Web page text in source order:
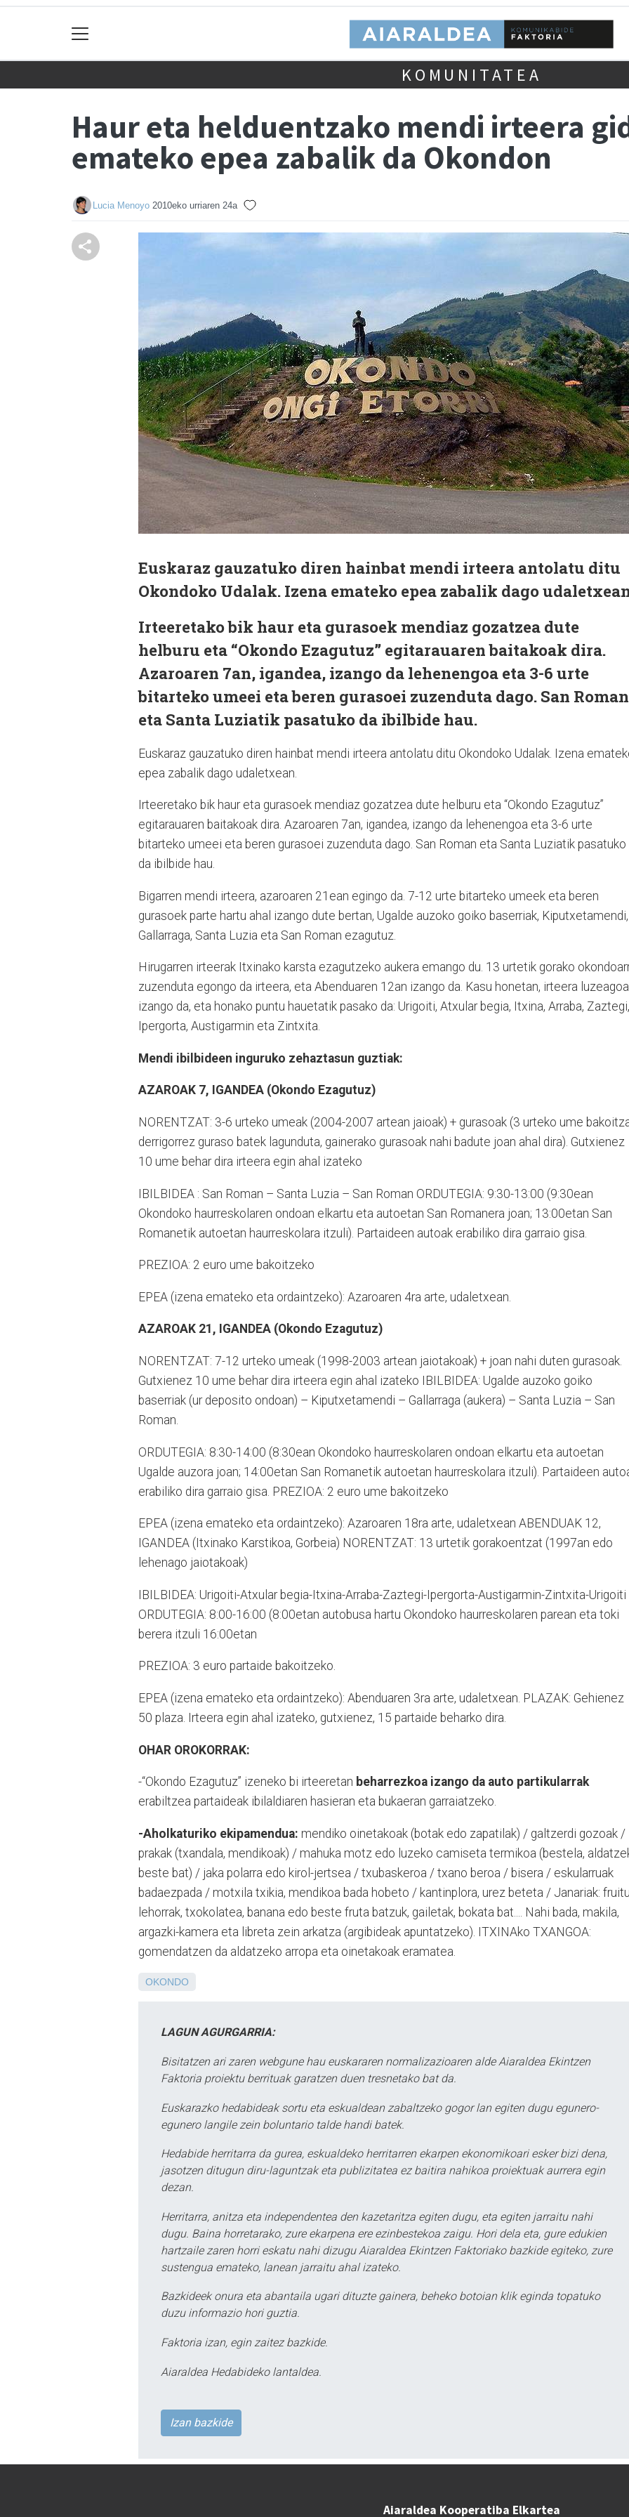
KOMUNITATEA
Haur eta helduentzako mendi irteera
emateko epea zabalik da Okondon
Lucia Menoyo 2010eko urriaren 24a
Euskaraz gauzatuko diren hainbat mendi irteera antolatu ditu
Okondoko Udalak. Izena emateko epea zabalik dago
Irteeretako bik haur eta gurasoek mendiaz gozatzea dute
helburu eta “Okondo Ezagutuz” egitarauaren baitakoak dira.
Azaroaren 7an, igandea, izango da lehenengoa eta 3-6 urte
bitarteko umeei eta beren gurasoei zuzenduta dago. San Roman
eta Santa Luziatik pasatuko da ibilbide hau.
Euskaraz gauzatuko diren hainbat mendi irteera antolatu ditu Okondoko Udalak. Izena
epea zabalik dago udaletxean.
Irteeretako bik haur eta gurasoek mendiaz gozatzea dute helburu eta “Okondo Ezagutuz”
egitarauaren baitakoak dira. Azaroaren 7an, igandea, izango da lehenengoa eta 3-6 urte
bitarteko umeei eta beren gurasoei zuzenduta dago. San Roman eta Santa Luziatik pasatuko
da ibilbide hau.
Bigarren mendi irteera, azaroaren 21ean egingo da. 7-12 urte bitarteko umeek eta beren
gurasoek parte hartu ahal izango dute bertan, Ugalde auzoko goiko baserriak, Kiputxetamendi,
Gallarraga, Santa Luzia eta San Roman ezagutuz.
Hirugarren irteerak Itxinako karsta ezagutzeko aukera emango du. 13 urtetik gorako
zuzenduta egongo da irteera, eta Abenduaren 12an izango da. Kasu honetan, irteera luzeagoa
izango da, eta honako puntu hauetatik pasako da: Urigoiti, Atxular begia, Itxina, Arraba, Zaztegi,
Ipergorta, Austigarmin eta Zintxita.
Mendi ibilbideen inguruko zehaztasun guztiak:
AZAROAK 7, IGANDEA (Okondo Ezagutuz)
NORENTZAT: 3-6 urteko umeak (2004-2007 artean jaioak) + gurasoak (3 urteko ume
derrigorrez guraso batek lagunduta, gainerako gurasoak nahi badute joan ahal dira). Gutxienez
10 ume behar dira irteera egin ahal izateko
IBILBIDEA : San Roman – Santa Luzia – San Roman ORDUTEGIA: 9:30-13:00 (9:30ean
Okondoko haurreskolaren ondoan elkartu eta autoetan San Romanera joan; 13:00etan San
Romanetik autoetan haurreskolara itzuli). Partaideen autoak erabiliko dira garraio gisa.
PREZIOA: 2 euro ume bakoitzeko
EPEA (izena emateko eta ordaintzeko): Azaroaren 4ra arte, udaletxean.
AZAROAK 21, IGANDEA (Okondo Ezagutuz)
NORENTZAT: 7-12 urteko umeak (1998-2003 artean jaiotakoak) + joan nahi duten gurasoak.
Gutxienez 10 ume behar dira irteera egin ahal izateko IBILBIDEA: Ugalde auzoko goiko
baserriak (ur deposito ondoan) – Kiputxetamendi – Gallarraga (aukera) – Santa Luzia – San
Roman.
ORDUTEGIA: 8:30-14:00 (8:30ean Okondoko haurreskolaren ondoan elkartu eta autoetan
Ugalde auzora joan; 14:00etan San Romanetik autoetan haurreskolara itzuli). Partaideen
erabiliko dira garraio gisa. PREZIOA: 2 euro ume bakoitzeko
EPEA (izena emateko eta ordaintzeko): Azaroaren 18ra arte, udaletxean ABENDUAK 12,
IGANDEA (Itxinako Karstikoa, Gorbeia) NORENTZAT: 13 urtetik gorakoentzat (1997an edo
lehenago jaiotakoak)
IBILBIDEA: Urigoiti-Atxular begia-Itxina-Arraba-Zaztegi-Ipergorta-Austigarmin-Zintxita-Urigoiti
ORDUTEGIA: 8:00-16:00 (8:00etan autobusa hartu Okondoko haurreskolaren parean eta toki
berera itzuli 16:00etan
PREZIOA: 3 euro partaide bakoitzeko.
EPEA (izena emateko eta ordaintzeko): Abenduaren 3ra arte, udaletxean. PLAZAK: Gehienez
50 plaza. Irteera egin ahal izateko, gutxienez, 15 partaide beharko dira.
OHAR OROKORRAK:
-“Okondo Ezagutuz” izeneko bi irteeretan beharrezkoa izango da auto partikularrak
erabiltzea partaideak ibilaldiaren hasieran eta bukaeran garraiatzeko.
-Aholkaturiko ekipamendua: mendiko oinetakoak (botak edo zapatilak) / galtzerdi gozoak /
prakak (txandala, mendikoak) / mahuka motz edo luzeko camiseta termikoa (bestela,
beste bat) / jaka polarra edo kirol-jertsea / txubaskeroa / txano beroa / bisera / eskularruak
badaezpada / motxila txikia, mendikoa bada hobeto / kantinplora, urez beteta / Janariak:
lehorrak, txokolatea, banana edo beste fruta batzuk, gailetak, bokata bat.... Nahi bada, makila,
argazki-kamera eta libreta zein arkatza (argibideak apuntatzeko). ITXINAko TXANGOA:
gomendatzen da aldatzeko arropa eta oinetakoak eramatea.
OKONDO
LAGUN AGURGARRIA:
Bisitatzen ari zaren webgune hau euskararen normalizazioaren alde Aiaraldea Ekintzen
Faktoria proiektu berrituak garatzen duen tresnetako bat da.
Euskarazko hedabideak sortu eta eskualdean zabaltzeko gogor lan egiten dugu egunero-
egunero langile zein boluntario talde handi batek.
Hedabide herritarra da gurea, eskualdeko herritarren ekarpen ekonomikoari esker bizi dena,
jasotzen ditugun diru-laguntzak eta publizitatea ez baitira nahikoa proiektuak aurrera egin
dezan.
Herritarra, anitza eta independentea den kazetaritza egiten dugu, eta egiten jarraitu nahi
dugu. Baina horretarako, zure ekarpena ere ezinbestekoa zaigu. Hori dela eta, gure edukien
hartzaile zaren horri eskatu nahi dizugu Aiaraldea Ekintzen Faktoriako bazkide egiteko, zure
sustengua emateko, lanean jarraitu ahal izateko.
Bazkideek onura eta abantaila ugari dituzte gainera, beheko botoian klik eginda topatuko
duzu informazio hori guztia.
Faktoria izan, egin zaitez bazkide.
Aiaraldea Hedabideko lantaldea.
Izan bazkide
Aiaraldea Kooperatiba Elkartea